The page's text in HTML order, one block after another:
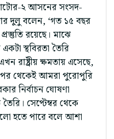
২ আসনের সংসদ-
দুলু বলেন, ‘গত ১৫ বছর
রয়েছে। মাঝে
স্থবিরতা তৈরি
রাষ্ট্রীয় ক্ষমতায় এসেছে,
থেকেই আমরা পুরোপুরি
নির্বাচন ঘোষণা
সেপ্টেম্বর থেকে
হতে পারে বলে আশা